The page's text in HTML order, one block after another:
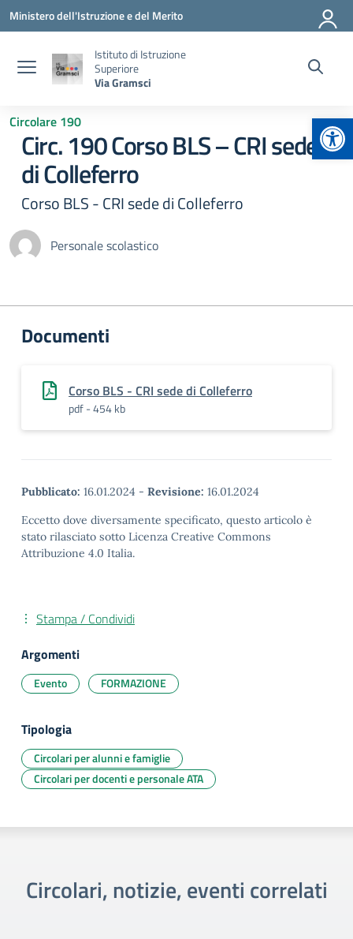
Vai ai contenuti
Vai al menu di navigazione
Vai al footer
Ministero dell'Istruzione e del Merito
Istituto di Istruzione
Superiore
Via Gramsci
Circolare 190
Circ. 190 Corso BLS – CRI sede
di Colleferro
Corso BLS - CRI sede di Colleferro
Personale scolastico
Documenti
Corso BLS - CRI sede di Colleferro
pdf - 454 kb
Pubblicato: 16.01.2024 - Revisione: 16.01.2024
Eccetto dove diversamente specificato, questo articolo è
stato rilasciato sotto Licenza Creative Commons
Attribuzione 4.0 Italia.
Stampa / Condividi
Argomenti
Evento FORMAZIONE
Tipologia
Circolari per alunni e famiglie
Circolari per docenti e personale ATA
Circolari, notizie, eventi correlati